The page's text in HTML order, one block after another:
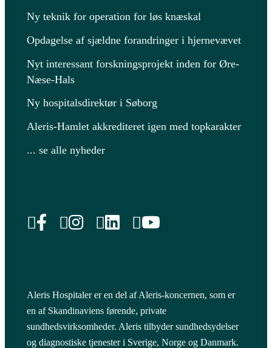
Ny teknik for operation for løs knæskal
Opdagelse af sjældne forandringer i hjernevævet
Nyt interessant forskningsprojekt inden for Øre-
Næse-Hals
Ny hospitalsdirektør i Søborg
Aleris-Hamlet akkrediteret igen med topkarakter
... se alle nyheder
Aleris Hospitaler er en del af Aleris-koncernen, som er
en af Skandinaviens førende, private
sundhedsvirksomheder. Aleris tilbyder sundhedsydelser
og diagnostiske tjenester i Sverige, Norge og Danmark.